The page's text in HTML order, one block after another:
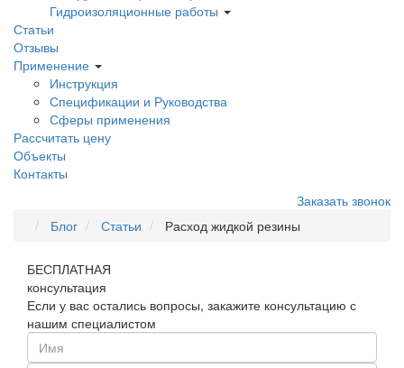
Гидроизоляционные работы
Статьи
Отзывы
Применение
Инструкция
Спецификации и Руководства
Сферы применения
Рассчитать цену
Объекты
Контакты
Заказать звонок
Блог
Статьи Расход жидкой резины
БЕСПЛАТНАЯ
консультация
Если у вас остались вопросы, закажите консультацию с
нашим специалистом